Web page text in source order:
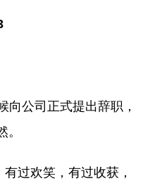
向公司正式提出辞职，
过欢笑，有过收获，